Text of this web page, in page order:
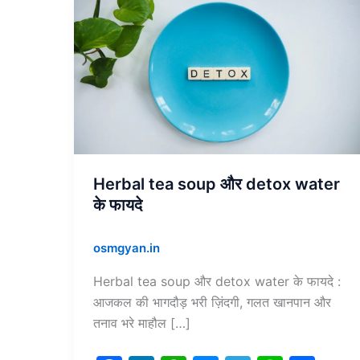
Herbal tea soup और detox water
के फायदे
osmgyan.in
Herbal tea soup और detox water के फायदे :
आजकल की भागदौड़ भरी ज़िंदगी, गलत खानपान और
तनाव भरे माहौल […]
tea
soup
और
detox